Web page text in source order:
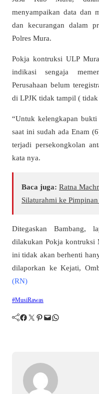
menyampaikan data dan
dan kecurangan dalam
Polres Mura.
Pokja kontruksi ULP
indikasi sengaja
Perusahaan belum
di LPJK tidak tampil (
“Untuk kelengkapan bukti
saat ini sudah ada Enam
terjadi persekongkolan
kata nya.
Baca juga: Ratna
Silaturahmi ke Pimpinan
Ditegaskan Bambang,
dilakukan Pokja kontruksi
ini tidak akan berhenti
dilaporkan ke Kejati,
(RN)
#MusiRawas
Facebook Twitter Pinterest Mail WhatsApp